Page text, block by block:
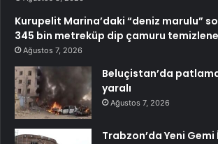
Kurupelit Marina’daki “deniz marulu”
345 bin metreküp dip çamuru
Ağustos 7, 2026
Beluçistan’da
yaralı
Ağustos 7, 2026
Trabzon’da Yeni Gemi